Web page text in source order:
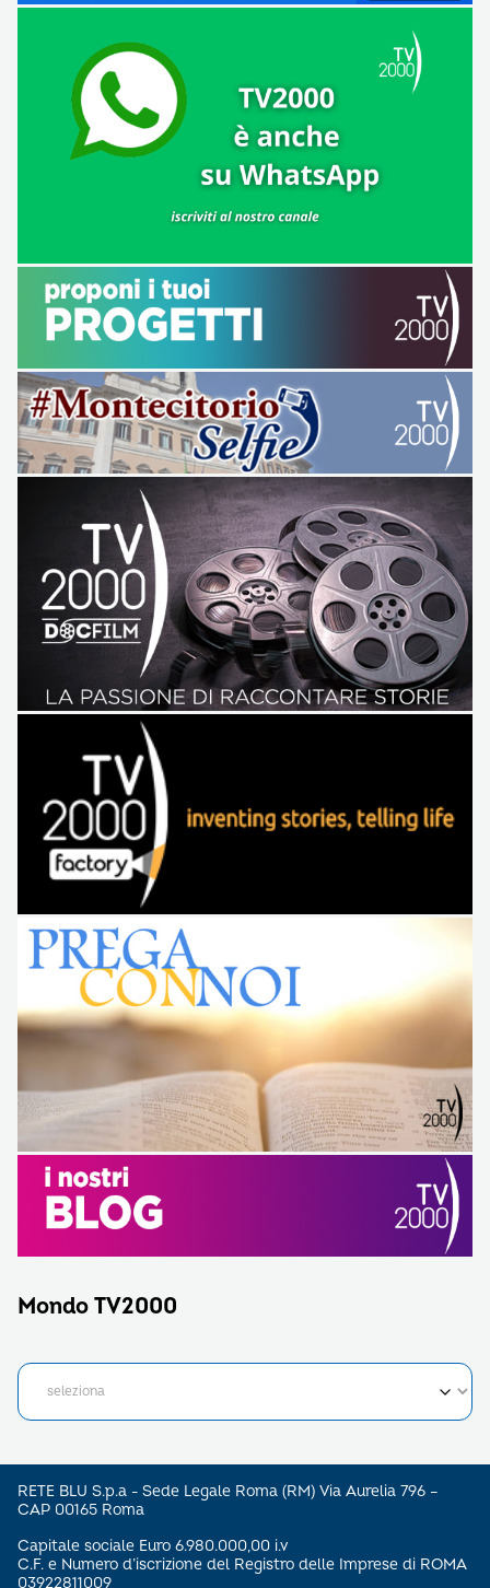
Mondo TV2000
RETE BLU S.p.a - Sede Legale Roma (RM) Via Aurelia 796 –
CAP 00165 Roma
Capitale sociale Euro 6.980.000,00 i.v
C.F. e Numero d’iscrizione del Registro delle Imprese di ROMA
03922811009